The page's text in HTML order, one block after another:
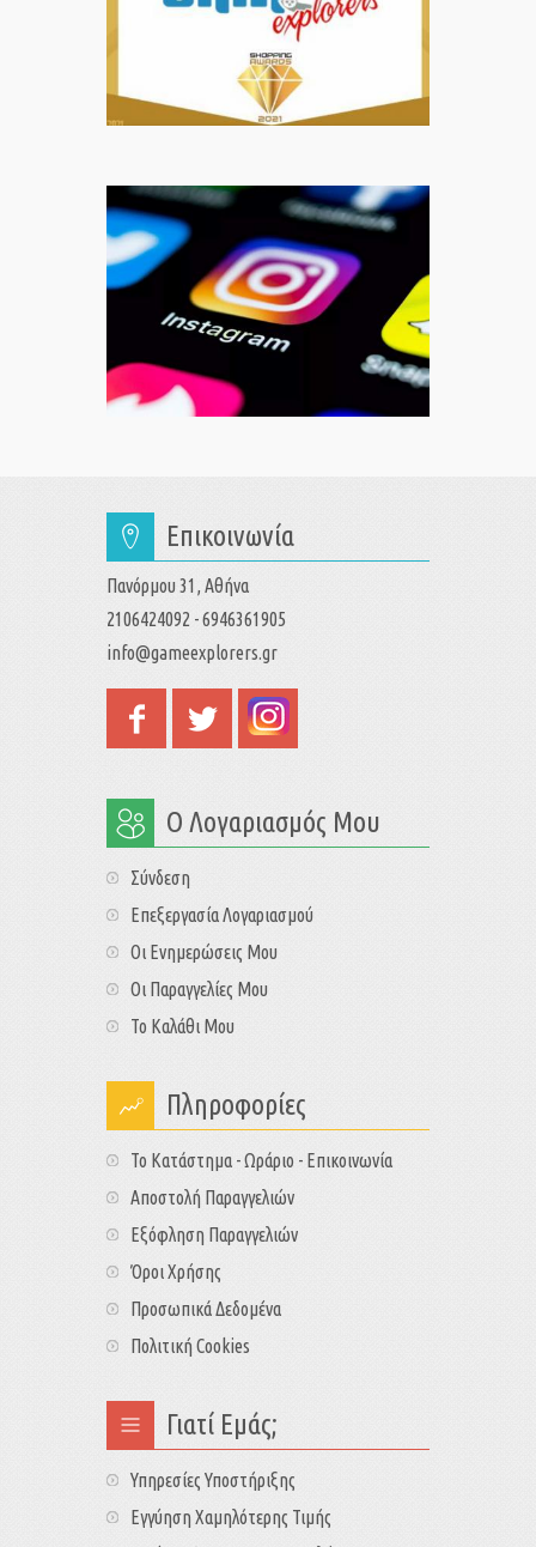
Επικοινωνία
Πανόρμου 31, Αθήνα
2106424092 - 6946361905
info@gameexplorers.gr
Ο Λογαριασμός Μου
Σύνδεση
Επεξεργασία Λογαριασμού
Οι Ενημερώσεις Μου
Οι Παραγγελίες Μου
Το Καλάθι Μου
Πληροφορίες
Το Κατάστημα - Ωράριο - Επικοινωνία
Αποστολή Παραγγελιών
Εξόφληση Παραγγελιών
Όροι Χρήσης
Προσωπικά Δεδομένα
Πολιτική Cookies
Γιατί Εμάς;
Υπηρεσίες Υποστήριξης
Εγγύηση Χαμηλότερης Τιμής